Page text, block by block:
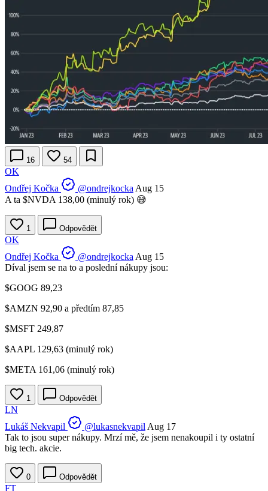
16 54
OK
Ondřej Kočka
@ondrejkocka Aug 15
A ta $NVDA 138,00 (minulý rok) 😅
1 Odpovědět
OK
Ondřej Kočka
@ondrejkocka Aug 15
Díval jsem se na to a poslední nákupy jsou:
$GOOG 89,23
$AMZN 92,90 a předtím 87,85
$MSFT 249,87
$AAPL 129,63 (minulý rok)
$META 161,06 (minulý rok)
1 Odpovědět
LN
Lukáš Nekvapil
@lukasnekvapil Aug 17
Tak to jsou super nákupy. Mrzí mě, že jsem nenakoupil i ty ostatní
big tech. akcie.
0 Odpovědět
FT